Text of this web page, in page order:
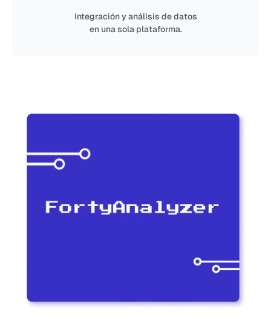
Integración y análisis de datos
en una sola plataforma.